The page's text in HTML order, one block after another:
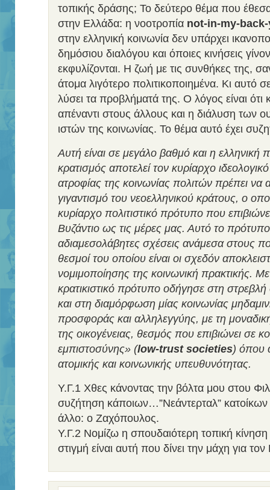
τοπικής δράσης; Το δεύτερο θέμα που
στην Ελλάδα: η νοοτροπία not-in-my-
στην ελληνική κοινωνία δεν υπάρχει
δημόσιου διαλόγου και όποιες κινήσεις
εκφυλίζονται. Η ζωή με τις συνθήκες της,
άτομα λιγότερο πολιτικοποιημένα. Κι αυτό
λύσει τα προβλήματά της. Ο λόγος είναι ότι
απέναντι στους άλλους και η διάλυση των
ιστών της κοινωνίας. Το θέμα αυτό έχει
Αυτή είναι σε μεγάλο βαθμό και η
κρατισμός αποτελεί τον κυρίαρχο
ατροφίας της κοινωνίας πολιτών πρέπει να
γιγαντισμό του νεοελληνικού κράτους, ο
κυρίαρχο πολιτιστικό πρότυπο που
Βυζάντιο ως τις μέρες μας. Αυτό το πρότυπο
αδιαμεσολάβητες σχέσεις ανάμεσα στους
θεσμοί του οποίου είναι οι σχεδόν
νομιμοποίησης της κοινωνική πρακτικής.
κρατικιστικό πρότυπο οδήγησε στη στρεβλή
και στη διαμόρφωση μίας κοινωνίας
προσφοράς και αλληλεγγύης, με τη
της οικογένειας, θεσμός που επιβιώνει σε
εμπιστοσύνης» (low-trust societies) όπου
ατομικής και κοινωνικής υπευθυνότητας.
Υ.Γ.1 Χθες κάνοντας την βόλτα μου στου
συζήτηση κάποιων…”Νεάντερταλ”
άλλο: ο Ζαχόπουλος.
Υ.Γ.2 Νομίζω η σπουδαιότερη τοπική
στιγμή είναι αυτή που δίνει την μάχη για